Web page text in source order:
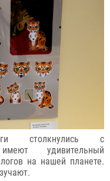
столкнулись с
удивительный
на нашей планете.